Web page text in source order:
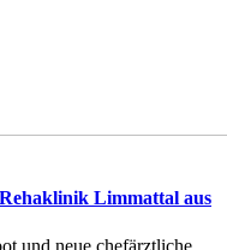
Limmattal aus
und neue chefärztliche